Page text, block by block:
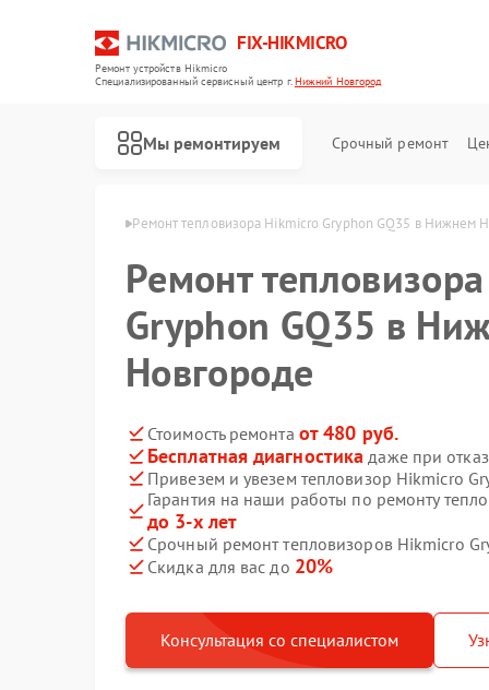
FIX-HIKMICRO
Ремонт устройств Hikmicro
Специализированный cервисный центр г.Нижний Новгород
Мы ремонтируем Срочный ремонт
Нижнем Новгороде Ремонт тепловизора Hikmicro Gryphon GQ35 в Нижнем
Ремонт
Gryphon GQ35 в
Новгороде
Стоимость ремонта от 480 руб.
Бесплатная диагностика даже при
Привезем и увезем тепловизор Hikmicro
Гарантия на наши работы по ремонту
до 3-х лет
Срочный ремонт тепловизоров Hikmicro
Скидка для вас до 20%
Консультация со специалистом